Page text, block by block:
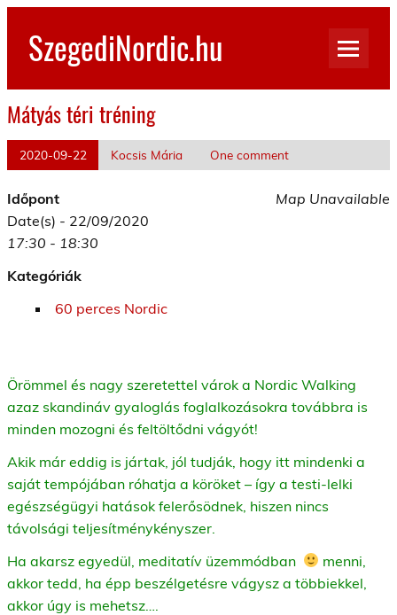
Skip
contentSzegediNordic.hu
Mátyás téri tréning
2020-09-22 Kocsis Mária One comment
Map Unavailable
Időpont
Date(s) - 22/09/2020
17:30 - 18:30
Kategóriák
60 perces Nordic
Örömmel és nagy szeretettel várok a Nordic Walking
azaz skandináv gyaloglás foglalkozásokra továbbra is
minden mozogni és feltöltődni vágyót!
Akik már eddig is jártak, jól tudják, hogy itt mindenki a
saját tempójában róhatja a köröket – így a testi-lelki
egészségügyi hatások felerősödnek, hiszen nincs
távolsági teljesítménykényszer.
Ha akarsz egyedül, meditatív üzemmódban
menni,
akkor tedd, ha épp beszélgetésre vágysz a többiekkel,
akkor úgy is mehetsz….